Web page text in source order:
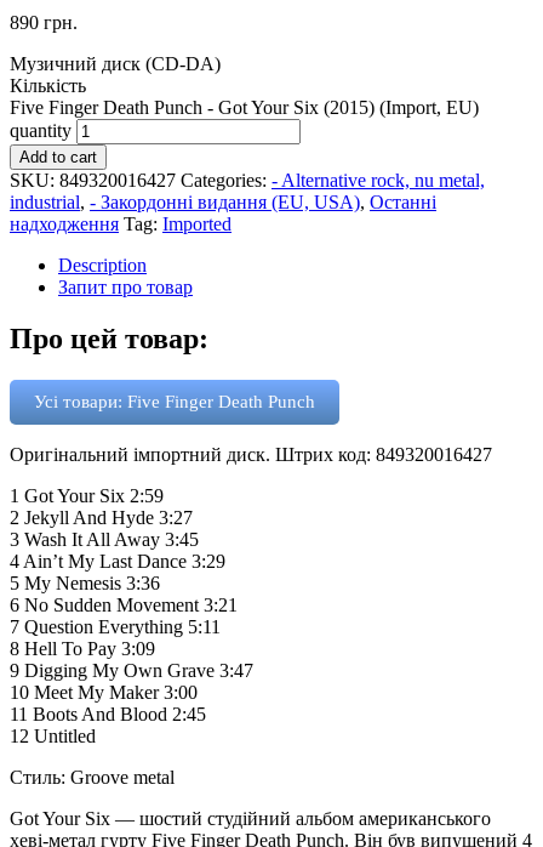
890 грн.
Музичний диск (CD-DA)
Кількість
Five Finger Death Punch - Got Your Six (2015) (Import, EU)
quantity
Add to cart
SKU: 849320016427 Categories: - Alternative rock, nu metal,
industrial, - Закордонні видання (EU, USA), Останні
надходження Tag: Imported
Description
Запит про товар
Про цей товар:
Усі товари: Five Finger Death Punch
Оригінальний імпортний диск. Штрих код: 849320016427
1 Got Your Six 2:59
2 Jekyll And Hyde 3:27
3 Wash It All Away 3:45
4 Ain’t My Last Dance 3:29
5 My Nemesis 3:36
6 No Sudden Movement 3:21
7 Question Everything 5:11
8 Hell To Pay 3:09
9 Digging My Own Grave 3:47
10 Meet My Maker 3:00
11 Boots And Blood 2:45
12 Untitled
Стиль: Groove metal
Got Your Six — шостий студійний альбом американського
хеві-метал гурту Five Finger Death Punch. Він був випущений 4